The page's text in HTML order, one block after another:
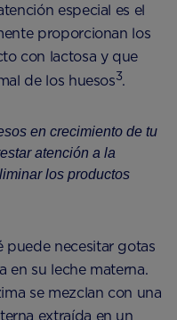
especial es el
proporcionan los
con lactosa y que
de los huesos3.
en crecimiento de tu
atención a la
los productos
puede necesitar gotas
en su leche materna.
se mezclan con una
extraída en un